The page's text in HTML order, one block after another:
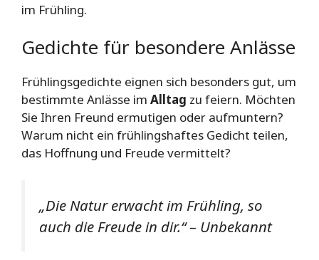
im Frühling.
Gedichte für besondere Anlässe
Frühlingsgedichte eignen sich besonders gut, um
bestimmte Anlässe im Alltag zu feiern. Möchten
Sie Ihren Freund ermutigen oder aufmuntern?
Warum nicht ein frühlingshaftes Gedicht teilen,
das Hoffnung und Freude vermittelt?
„Die Natur erwacht im Frühling, so
auch die Freude in dir.“– Unbekannt